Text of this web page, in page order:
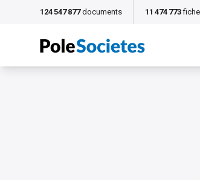
124 547 877 documents 11 474 773